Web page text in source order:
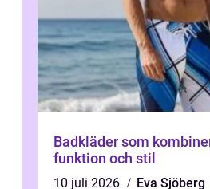
Badkläder som
funktion och stil
10 juli 2026
Eva Sjöberg